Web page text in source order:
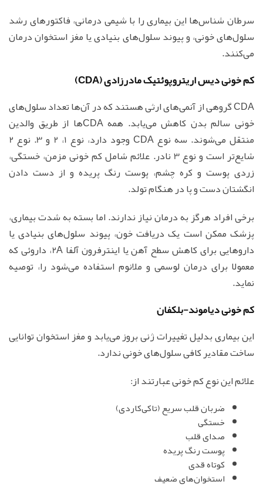
سرطان شناس‌ها این بیماری را با شیمی درمانی، فاکتورهای رشد
سلول‌های خونی، و پیوند سلول‌های بنیادی یا مغز استخوان درمان
می‌کنند.
کم خونی دیس اریتروپوئتیک مادرزادی (CDA)
CDA گروهی از آنمی‌های ارثی هستند که در آن‌ها تعداد سلول‌های
خونی سالم بدن کاهش می‌یابد. همه CDAها از طریق والدین
منتقل می‌شوند. سه نوع CDA وجود دارد، نوع 1، 2 و 3. نوع 2
شایع‌تر است و نوع 3 نادر. علائم شامل کم خونی مزمن، خستگی،
زردی پوست و کره چشم، پوست رنگ پریده و از دست دادن
انگشتان دست و پا در هنگام تولد.
برخی افراد هرگز به درمان نیاز ندارند. اما بسته به شدت بیماری،
پزشک ممکن است یک دریافت خون، پیوند سلول‌های بنیادی یا
داروهایی برای کاهش سطح آهن یا اینترفرون آلفا 2A، داروئی که
معمولا برای درمان لوسمی و ملانوم استفاده می‌شود را، توصیه
نماید.
کم خونی دیاموند-بلکفان
این بیماری بدلیل تغییرات ژنی بروز می‌یابد و مغز استخوان توانایی
ساخت مقادیر کافی سلول‌های خونی ندارد.
علائم این نوع کم خونی عبارتند از:
ضربان قلب سریع (تاکی‌کاردی)
خستگی
صدای قلب
پوست رنگ پریده
کوتاه قدی
استخوان‌های ضعیف